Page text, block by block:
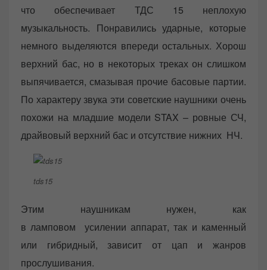
что обеспечивает ТДС 15 неплохую
музыкальность. Понравились ударные, которые
немного выделяются впереди остальных. Хорош
верхний бас, но в некоторых треках он слишком
выпячивается, смазывая прочие басовые партии.
По характеру звука эти советские наушники очень
похожи на младшие модели STAX – ровные СЧ,
драйвовый верхний бас и отсутствие нижних НЧ.
tds15
Этим наушникам нужен, как
в ламповом усилении аппарат, так и каменный
или гибридный, зависит от цап и жанров
прослушивания.